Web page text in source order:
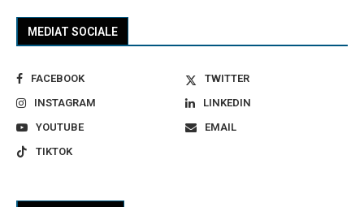
MEDIAT SOCIALE
FACEBOOK
TWITTER
INSTAGRAM
LINKEDIN
YOUTUBE
EMAIL
TIKTOK